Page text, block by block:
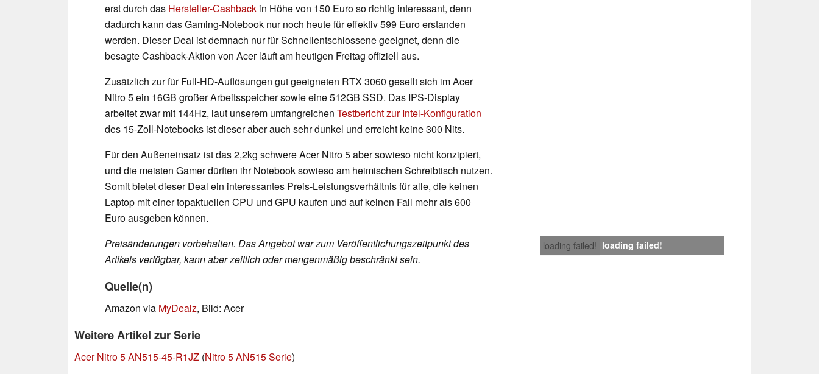
erst durch das Hersteller-Cashback in Höhe von 150 Euro so richtig interessant, denn
dadurch kann das Gaming-Notebook nur noch heute für effektiv 599 Euro erstanden
werden. Dieser Deal ist demnach nur für Schnellentschlossene geeignet, denn die
besagte Cashback-Aktion von Acer läuft am heutigen Freitag offiziell aus.
Zusätzlich zur für Full-HD-Auflösungen gut geeigneten RTX 3060 gesellt sich im Acer
Nitro 5 ein 16GB großer Arbeitsspeicher sowie eine 512GB SSD. Das IPS-Display
arbeitet zwar mit 144Hz, laut unserem umfangreichen Testbericht zur Intel-Konfiguration
des 15-Zoll-Notebooks ist dieser aber auch sehr dunkel und erreicht keine 300 Nits.
Für den Außeneinsatz ist das 2,2kg schwere Acer Nitro 5 aber sowieso nicht konzipiert,
und die meisten Gamer dürften ihr Notebook sowieso am heimischen Schreibtisch nutzen.
Somit bietet dieser Deal ein interessantes Preis-Leistungsverhältnis für alle, die keinen
Laptop mit einer topaktuellen CPU und GPU kaufen und auf keinen Fall mehr als 600
Euro ausgeben können.
loading failed! loading failed!
Preisänderungen vorbehalten. Das Angebot war zum Veröffentlichungszeitpunkt des
Artikels verfügbar, kann aber zeitlich oder mengenmäßig beschränkt sein.
Quelle(n)
Amazon via MyDealz, Bild: Acer
Weitere Artikel zur Serie
Acer Nitro 5 AN515-45-R1JZ (Nitro 5 AN515 Serie)